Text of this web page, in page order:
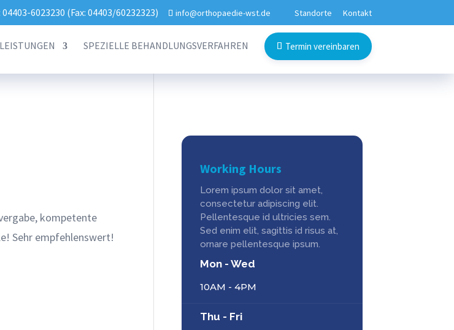
6023230 (Fax: 04403/60232323) info@orthopaedie-wst.de Standorte Kontakt
LEISTUNGEN SPEZIELLE BEHANDLUNGSVERFAHREN Termin vereinbaren
kompetente
Sehr empfehlenswert!
Working Hours
Lorem ipsum dolor sit amet,
consectetur adipiscing elit.
Pellentesque id ultricies sem.
Sed enim elit, sagittis id risus at,
ornare pellentesque ipsum.
Mon - Wed
10AM - 4PM
Thu - Fri